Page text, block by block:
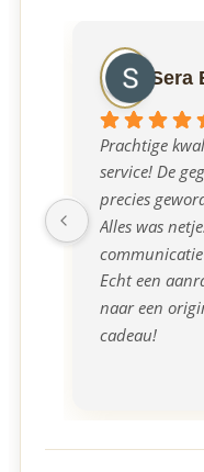
Sera
Prachtige
service! De
precies
Alles was
Echt een
naar een
cadeau!